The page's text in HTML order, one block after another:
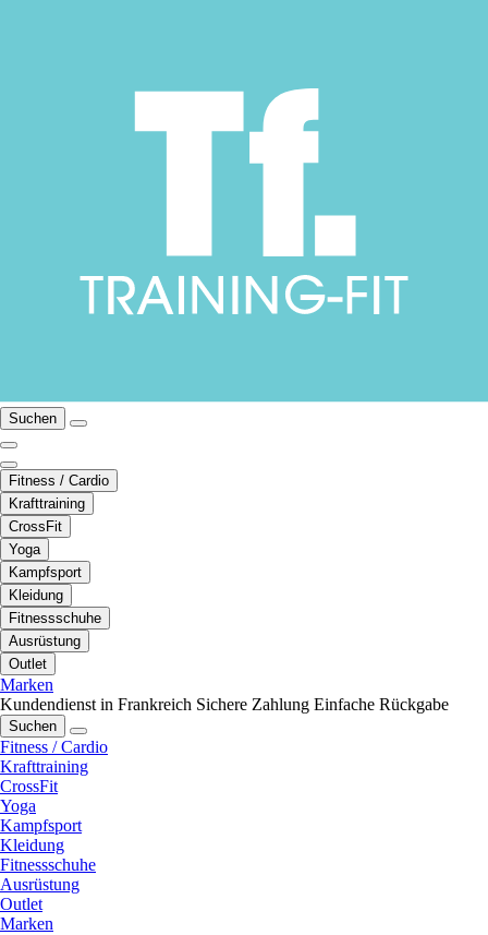
Suchen
Fitness / Cardio
Krafttraining
CrossFit
Yoga
Kampfsport
Kleidung
Fitnessschuhe
Ausrüstung
Outlet
Marken
Kundendienst in Frankreich Sichere Zahlung Einfache Rückgabe
Suchen
Fitness / Cardio
Krafttraining
CrossFit
Yoga
Kampfsport
Kleidung
Fitnessschuhe
Ausrüstung
Outlet
Marken